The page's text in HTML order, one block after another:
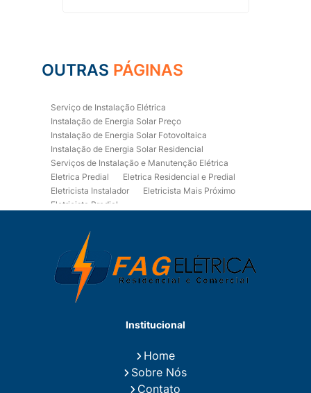
OUTRAS PÁGINAS
Serviço de Instalação Elétrica
Instalação de Energia Solar Preço
Instalação de Energia Solar Fotovoltaica
Instalação de Energia Solar Residencial
Serviços de Instalação e Manutenção Elétrica
Eletrica Predial
Eletrica Residencial e Predial
Eletricista Instalador
Eletricista Mais Próximo
Eletricista Predial
Eletricista Residencial
Eletricista Residencial E Predial
Eletricistas de Manutenção
Empresa de Instalações Elétricas
Empresa de Manutenção Eletrica
Empresa de Prestação de Serviços Eletricos
Fiação para Instalação Eletrica Residencial
Instalação de Energia Solar Residencial Preço
Instalação de Painel Solar
Instalação de Placa Solar
Institucional
Home
Sobre Nós
Contato